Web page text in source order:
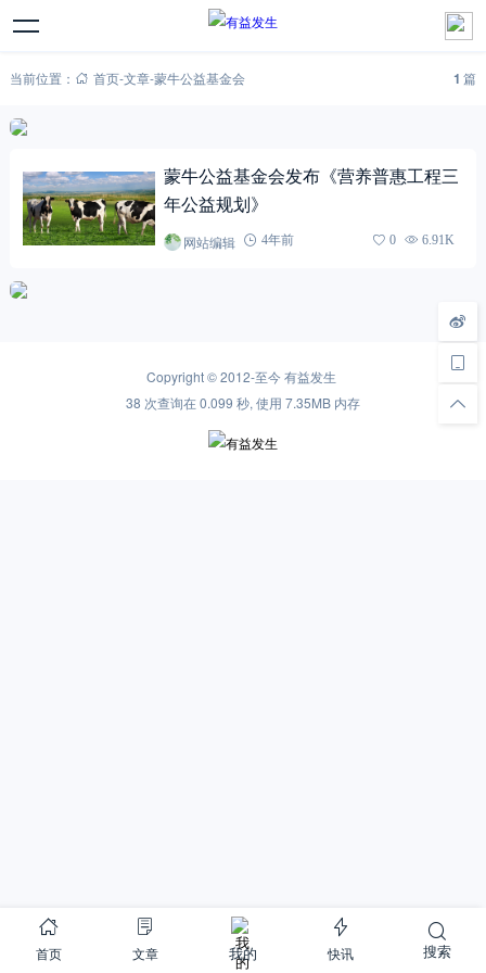
当前位置： 首页-文章-蒙牛公益基金会 1 篇
蒙牛公益基金会发布《营养普惠工程三
年公益规划》
网站编辑 4年前 0 6.91K
Copyright © 2012-至今有益发生
38 次查询在 0.099 秒, 使用 7.35MB 内存
首页 文章 我的 快讯 搜索